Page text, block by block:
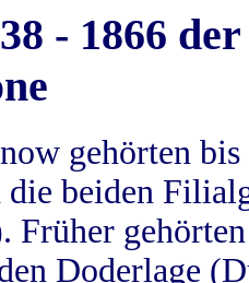
- 1866
gehörten
beiden
Früher
Doderlage